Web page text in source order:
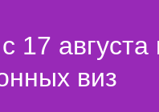
17 августа
виз